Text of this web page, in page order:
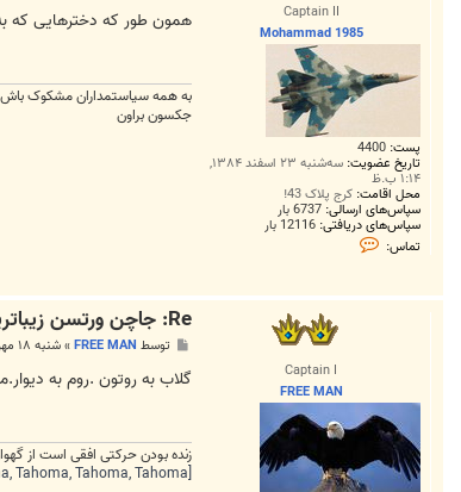
Captain II
Mohammad 1985
پست: 4400
تاریخ عضویت: سه‌شنبه ۲۳ اسفند ۱۳۸۴,
۱:۱۴ ب.ظ
محل اقامت: کرج پلاک 43!
سپاس‌های ارسالی: 6737 بار
سپاس‌های دریافتی: 12116 بار
تماس:
ت
M
d
1
5
ت
همون طور که دخترهایی که
به همه سياستمداران مشکوک
جکسون براون
Captain I
FREE MAN
Re: جاچن ورتسن زيباترين پسر 19 ساله دنيا!
ت
توسط FREE MAN
»شنبه ۱۸ مهر ۱۳۸۸, ۱۱:۰۰ ب.ظ
گلاب به روتون .روم به
زنده بودن حرکتی افقی است از
[FONT=Tahoma, Tahoma, Tahoma, Tahoma, Tahoma][HIGHLIGHT=#fef8e0]انسان ها دو دسته اند: آن هایی که بیدارند در تاریکی و آن هایی که خوابند در